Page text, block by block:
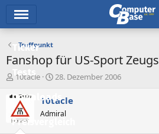
Ticker
Tests
Downloads
Preisvergleich
Treffpunkt
Fanshop für US-Sport Zeugs
E
s
t
e
10tacle
E
s
t
e
28. Dezember 2006
10tacle
Admiral